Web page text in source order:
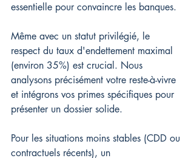
essentielle pour convaincre les banques.
Même avec un statut privilégié, le
respect du taux d'endettement maximal
(environ 35%) est crucial. Nous
analysons précisément votre reste-à-vivre
et intégrons vos primes spécifiques pour
présenter un dossier solide.
Pour les situations moins stables (CDD ou
contractuels récents), un